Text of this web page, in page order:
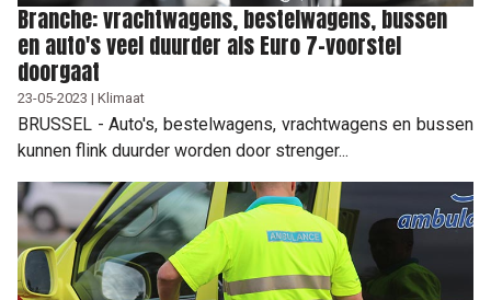
Branche: vrachtwagens, bestelwagens, bussen
en auto's veel duurder als Euro 7-voorstel
doorgaat
23-05-2023 | Klimaat
BRUSSEL - Auto's, bestelwagens, vrachtwagens en bussen
kunnen flink duurder worden door strenger...